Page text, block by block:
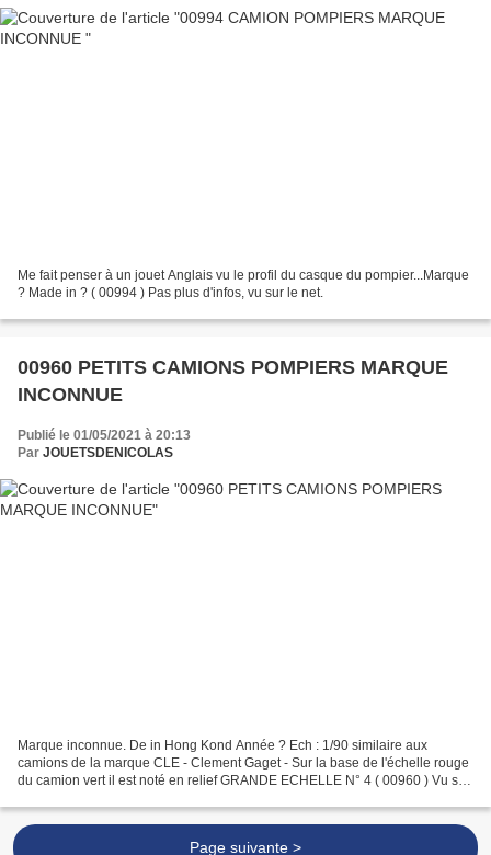
Me fait penser à un jouet Anglais vu le profil du casque du pompier...Marque
? Made in ? ( 00994 ) Pas plus d'infos, vu sur le net.
00960 PETITS CAMIONS POMPIERS MARQUE
INCONNUE
Publié le 01/05/2021 à 20:13
Par JOUETSDENICOLAS
Marque inconnue. De in Hong Kond Année ? Ech : 1/90 similaire aux
camions de la marque CLE - Clement Gaget - Sur la base de l'échelle rouge
du camion vert il est noté en relief GRANDE ECHELLE N° 4 ( 00960 ) Vu sur
Page suivante >